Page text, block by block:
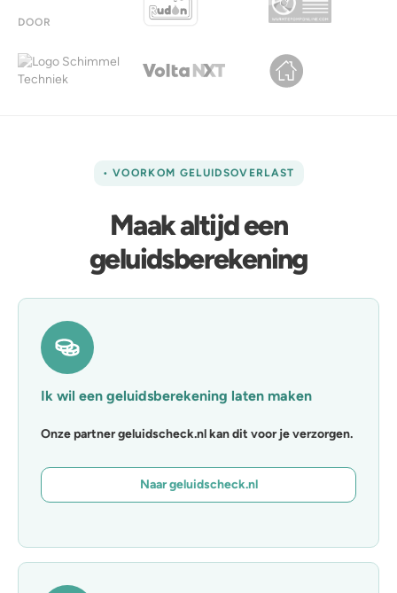
DOOR
• VOORKOM GELUIDSOVERLAST
Maak altijd een
geluidsberekening
Ik wil een geluidsberekening laten maken
Onze partner geluidscheck.nl kan dit voor je verzorgen.
Naar geluidscheck.nl